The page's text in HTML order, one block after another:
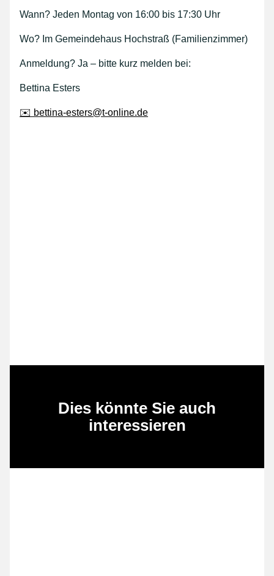
Wann? Jeden Montag von 16:00 bis 17:30 Uhr
Wo? Im Gemeindehaus Hochstraß (Familienzimmer)
Anmeldung? Ja – bitte kurz melden bei:
Bettina Esters
✉️ bettina-esters@t-online.de
Dies könnte Sie auch
interessieren